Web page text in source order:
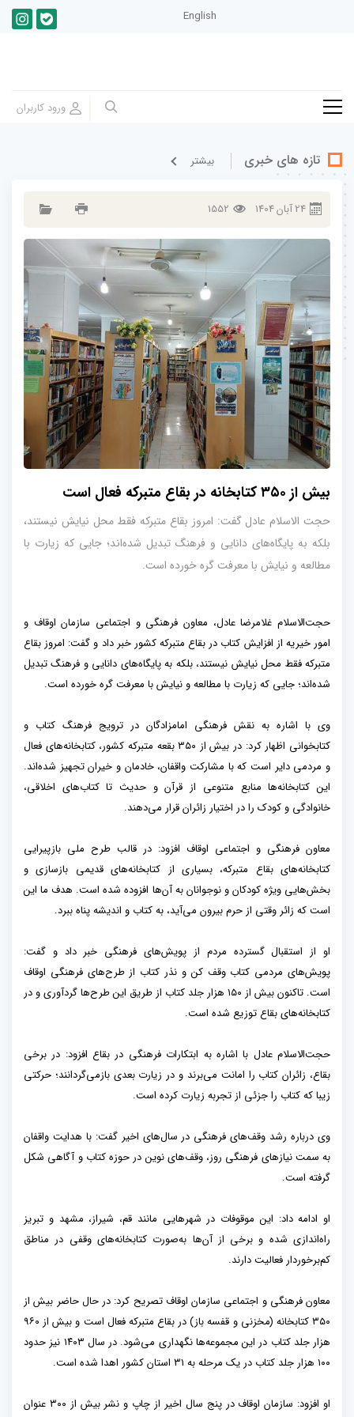
English
تازه های خبری بيشتر
24آبان1404
1552
بیش از ۳۵۰ کتابخانه در بقاع متبرکه فعال است
حجت الاسلام عادل گفت: امروز بقاع متبرکه فقط محل نیایش نیستند،
بلکه به پایگاه‌های دانایی و فرهنگ تبدیل شده‌اند؛ جایی که زیارت با
مطالعه و نیایش با معرفت گره خورده است.
حجت‌الاسلام غلامرضا عادل، معاون فرهنگی و اجتماعی سازمان اوقاف و
امور خیریه از افزایش کتاب در بقاع متبرکه کشور خبر داد و گفت: امروز بقاع
متبرکه فقط محل نیایش نیستند، بلکه به پایگاه‌های دانایی و فرهنگ تبدیل
شده‌اند؛ جایی که زیارت با مطالعه و نیایش با معرفت گره خورده است.
وی با اشاره به نقش فرهنگی امامزادگان در ترویج فرهنگ کتاب و
کتابخوانی اظهار کرد: در بیش از ۳۵۰ بقعه متبرکه کشور، کتابخانه‌های فعال
و مردمی دایر است که با مشارکت واقفان، خادمان و خیران تجهیز شده‌اند.
این کتابخانه‌ها منابع متنوعی از قرآن و حدیث تا کتاب‌های اخلاقی،
خانوادگی و کودک را در اختیار زائران قرار می‌دهند.
معاون فرهنگی و اجتماعی اوقاف افزود: در قالب طرح ملی بازپیرایی
کتابخانه‌های بقاع متبرکه، بسیاری از کتابخانه‌های قدیمی بازسازی و
بخش‌هایی ویژه کودکان و نوجوانان به آن‌ها افزوده شده است. هدف ما این
است که زائر وقتی از حرم بیرون می‌آید، به کتاب و اندیشه پناه ببرد.
او از استقبال گسترده مردم از پویش‌های فرهنگی خبر داد و گفت:
پویش‌های مردمی کتاب وقف کن و نذر کتاب از طرح‌های فرهنگی اوقاف
است. تاکنون بیش از ۱۵۰ هزار جلد کتاب از طریق این طرح‌ها گردآوری و در
کتابخانه‌های بقاع توزیع شده است.
حجت‌الاسلام عادل با اشاره به ابتکارات فرهنگی در بقاع افزود: در برخی
بقاع، زائران کتاب را امانت می‌برند و در زیارت بعدی بازمی‌گردانند؛ حرکتی
زیبا که کتاب را جزئی از تجربه زیارت کرده است.
وی درباره رشد وقف‌های فرهنگی در سال‌های اخیر گفت: با هدایت واقفان
به سمت نیازهای فرهنگی روز، وقف‌های نوین در حوزه کتاب و آگاهی شکل
گرفته است.
او ادامه داد: این موقوفات در شهرهایی مانند قم، شیراز، مشهد و تبریز
راه‌اندازی شده و برخی از آن‌ها به‌صورت کتابخانه‌های وقفی در مناطق
کم‌برخوردار فعالیت دارند.
معاون فرهنگی و اجتماعی سازمان اوقاف تصریح کرد: در حال حاضر بیش از
۳۵۰ کتابخانه (مخزنی و قفسه باز) در بقاع متبرکه فعال است و بیش از ۹۶۰
هزار جلد کتاب در این مجموعه‌ها نگهداری می‌شود. در سال ۱۴۰۳ نیز حدود
۱۰۰ هزار جلد کتاب در یک مرحله به ۳۱ استان کشور اهدا شده است.
او افزود: سازمان اوقاف در پنج سال اخیر از چاپ و نشر بیش از ۳۰۰ عنوان